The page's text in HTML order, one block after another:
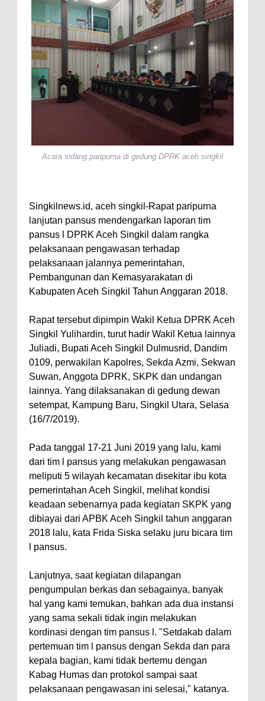
Acara sidang paripurna di gedung DPRK aceh singkil
Singkilnews.id, aceh singkil-Rapat paripurna
lanjutan pansus mendengarkan laporan tim
pansus l DPRK Aceh Singkil dalam rangka
pelaksanaan pengawasan terhadap
pelaksanaan jalannya pemerintahan,
Pembangunan dan Kemasyarakatan di
Kabupaten Aceh Singkil Tahun Anggaran 2018.
Rapat tersebut dipimpin Wakil Ketua DPRK Aceh
Singkil Yulihardin, turut hadir Wakil Ketua lainnya
Juliadi, Bupati Aceh Singkil Dulmusrid, Dandim
0109, perwakilan Kapolres, Sekda Azmi, Sekwan
Suwan, Anggota DPRK, SKPK dan undangan
lainnya. Yang dilaksanakan di gedung dewan
setempat, Kampung Baru, Singkil Utara, Selasa
(16/7/2019).
Pada tanggal 17-21 Juni 2019 yang lalu, kami
dari tim l pansus yang melakukan pengawasan
meliputi 5 wilayah kecamatan disekitar ibu kota
pemerintahan Aceh Singkil, melihat kondisi
keadaan sebenarnya pada kegiatan SKPK yang
dibiayai dari APBK Aceh Singkil tahun anggaran
2018 lalu, kata Frida Siska selaku juru bicara tim
l pansus.
Lanjutnya, saat kegiatan dilapangan
pengumpulan berkas dan sebagainya, banyak
hal yang kami temukan, bahkan ada dua instansi
yang sama sekali tidak ingin melakukan
kordinasi dengan tim pansus l. "Setdakab dalam
pertemuan tim l pansus dengan Sekda dan para
kepala bagian, kami tidak bertemu dengan
Kabag Humas dan protokol sampai saat
pelaksanaan pengawasan ini selesai," katanya.